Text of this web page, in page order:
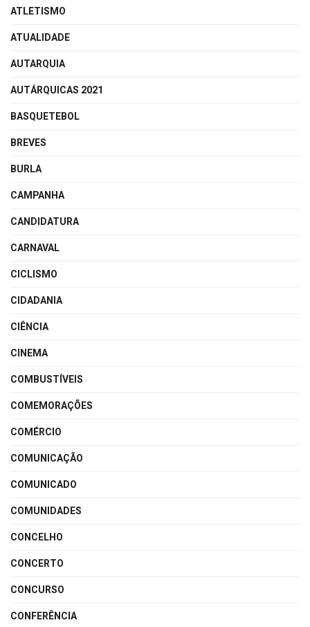
ATLETISMO
ATUALIDADE
AUTARQUIA
AUTÁRQUICAS 2021
BASQUETEBOL
BREVES
BURLA
CAMPANHA
CANDIDATURA
CARNAVAL
CICLISMO
CIDADANIA
CIÊNCIA
CINEMA
COMBUSTÍVEIS
COMEMORAÇÕES
COMÉRCIO
COMUNICAÇÃO
COMUNICADO
COMUNIDADES
CONCELHO
CONCERTO
CONCURSO
CONFERÊNCIA